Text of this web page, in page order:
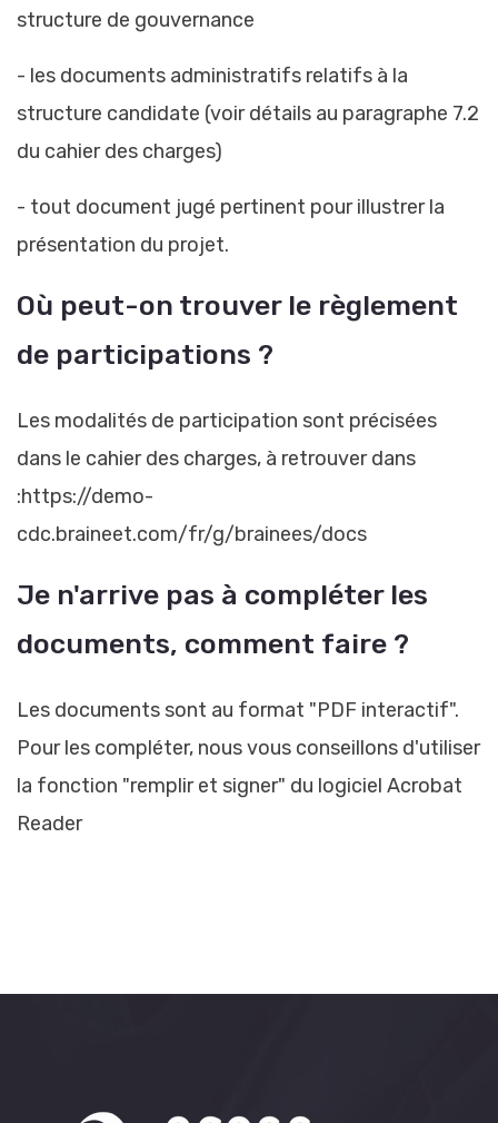
structure de gouvernance
- les documents administratifs relatifs à la
structure candidate (voir détails au paragraphe 7.2
du cahier des charges)
- tout document jugé pertinent pour illustrer la
présentation du projet.
Où peut-on trouver le règlement
de participations ?
Les modalités de participation sont précisées
dans le cahier des charges, à retrouver dans
:https://demo-
cdc.braineet.com/fr/g/brainees/docs
Je n'arrive pas à compléter les
documents, comment faire ?
Les documents sont au format "PDF interactif".
Pour les compléter, nous vous conseillons d'utiliser
la fonction "remplir et signer" du logiciel Acrobat
Reader